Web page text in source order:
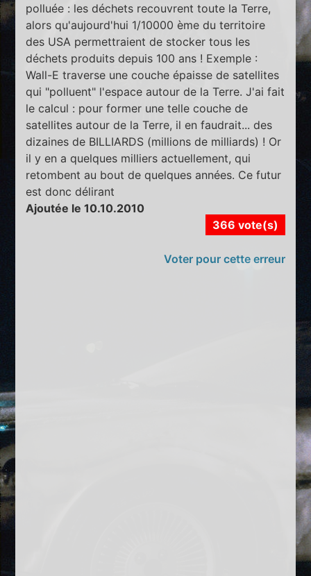
polluée : les déchets recouvrent toute la Terre,
alors qu'aujourd'hui 1/10000 ème du territoire
des USA permettraient de stocker tous les
déchets produits depuis 100 ans ! Exemple :
Wall-E traverse une couche épaisse de satellites
qui "polluent" l'espace autour de la Terre. J'ai fait
le calcul : pour former une telle couche de
satellites autour de la Terre, il en faudrait... des
dizaines de BILLIARDS (millions de milliards) ! Or
il y en a quelques milliers actuellement, qui
retombent au bout de quelques années. Ce futur
est donc délirant
Ajoutée le 10.10.2010
366 vote(s)
Voter pour cette erreur